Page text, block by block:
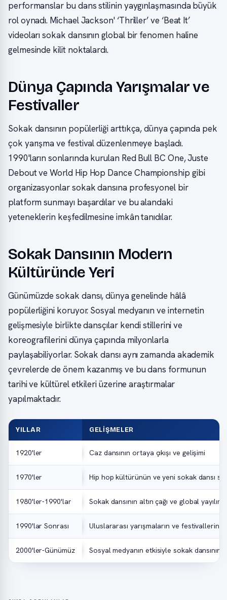
performanslar bu dans stilinin yaygınlaşmasında büyük
rol oynadı. Michael Jackson' ‘Thriller’ ve ‘Beat It’
videoları sokak dansının global bir fenomen haline
gelmesinde kilit noktalardı.
Dünya Çapında Yarışmalar ve
Festivaller
Sokak dansının popülerliği arttıkça, dünya çapında pek
çok yarışma ve festival düzenlenmeye başladı.
1990'ların sonlarında kurulan Red Bull BC One, Juste
Debout ve World Hip Hop Dance Championship gibi
organizasyonlar sokak dansına profesyonel bir
platform sunmayı başardılar ve bu alandaki
yeteneklerin keşfedilmesine imkân tanıdılar.
Sokak Dansının Modern
Kültüründe Yeri
Günümüzde sokak dansı, dünya genelinde hâlâ
popülerliğini koruyor. Sosyal medyanın ve internetin
gelişmesiyle birlikte dansçılar kendi stillerini ve
koreografilerini dünya çapında milyonlarla
paylaşabiliyorlar. Sokak dansı aynı zamanda akademik
çevrelerde de önem kazanmış ve bu dans formunun
tarihi ve kültürel etkileri üzerine araştırmalar
yapılmaktadır.
YILLAR GELIŞMELER
1920'ler Caz dansının ortaya çıkışı ve gelişimi
1970'ler Hip hop kültürünün ve yeni sokak dansı
1980'ler-1990'lar Sokak dansının altın çağı ve global yayılımı
1990'lar Sonrası Uluslararası yarışmaların ve festivallerin
2000'ler-Günümüz Sosyal medyanın etkisiyle sokak